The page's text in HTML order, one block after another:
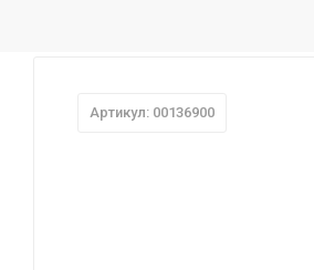
Артикул: 00136900